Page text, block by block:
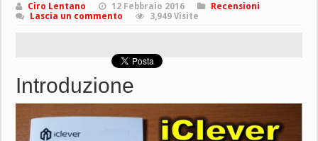
Ciro Lentano 12 Febbraio 2016
Recensioni
Lascia un commento
3,949 Visite
Introduzione